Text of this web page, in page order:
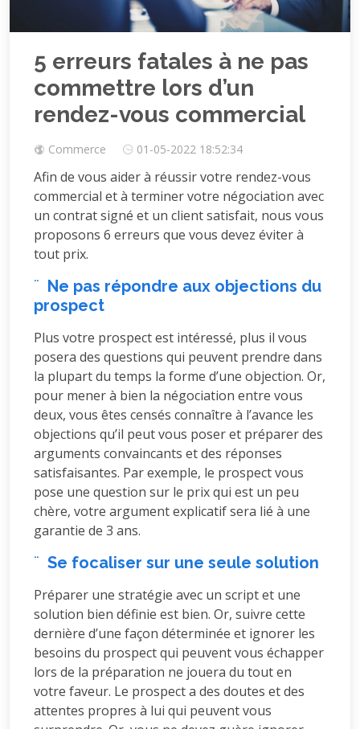
5 erreurs fatales à ne pas
commettre lors d’un
rendez-vous commercial
Commerce 01-05-2022 18:52:34
Afin de vous aider à réussir votre rendez-vous
commercial et à terminer votre négociation avec
un contrat signé et un client satisfait, nous vous
proposons 6 erreurs que vous devez éviter à
tout prix.
¨ Ne pas répondre aux objections du
prospect
Plus votre prospect est intéressé, plus il vous
posera des questions qui peuvent prendre dans
la plupart du temps la forme d’une objection. Or,
pour mener à bien la négociation entre vous
deux, vous êtes censés connaître à l’avance les
objections qu’il peut vous poser et préparer des
arguments convaincants et des réponses
satisfaisantes. Par exemple, le prospect vous
pose une question sur le prix qui est un peu
chère, votre argument explicatif sera lié à une
garantie de 3 ans.
¨ Se focaliser sur une seule solution
Préparer une stratégie avec un script et une
solution bien définie est bien. Or, suivre cette
dernière d’une façon déterminée et ignorer les
besoins du prospect qui peuvent vous échapper
lors de la préparation ne jouera du tout en
votre faveur. Le prospect a des doutes et des
attentes propres à lui qui peuvent vous